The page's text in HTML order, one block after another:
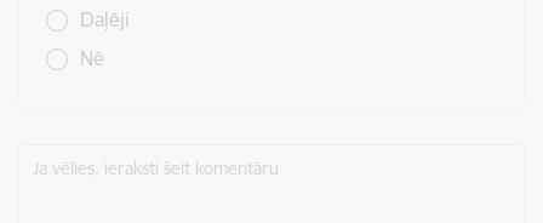
Daļēji
Nē
Ja vēlies, ieraksti šeit komentāru